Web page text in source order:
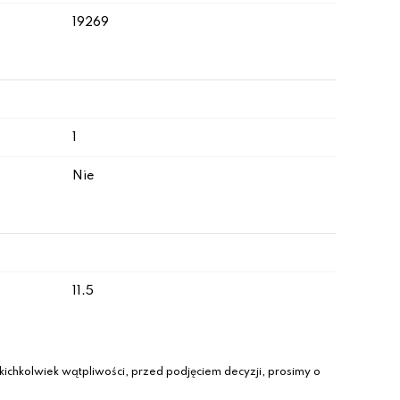
19269
Nie
11.5
wątpliwości, przed podjęciem decyzji, prosimy o